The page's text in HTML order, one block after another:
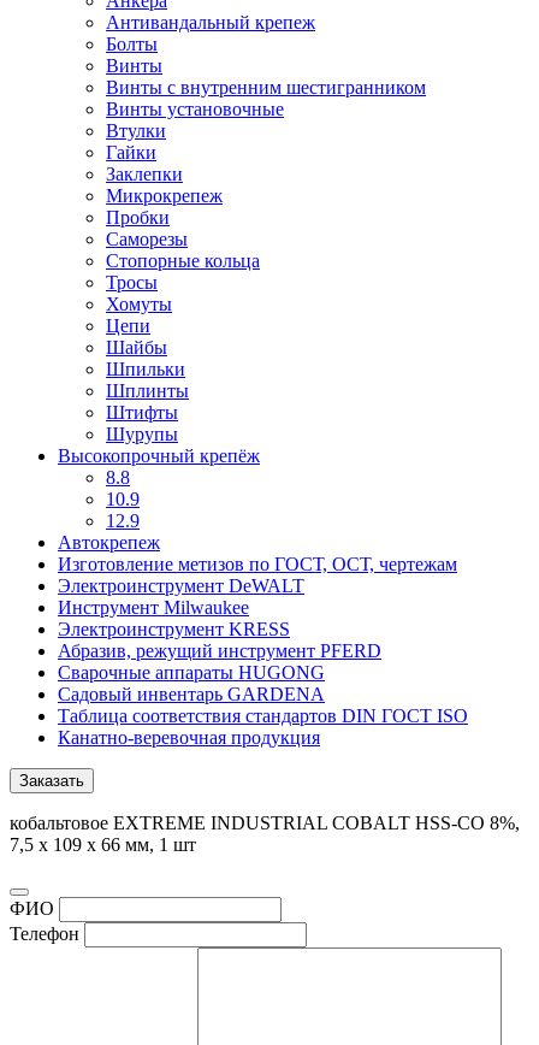
Антивандальный крепеж
Болты
Винты
Винты с внутренним шестигранником
Винты установочные
Втулки
Гайки
Заклепки
Микрокрепеж
Пробки
Саморезы
Стопорные кольца
Тросы
Хомуты
Цепи
Шайбы
Шпильки
Шплинты
Штифты
Шурупы
Высокопрочный крепёж
8.8
10.9
12.9
Автокрепеж
Изготовление метизов по ГОСТ, ОСТ, чертежам
Электроинструмент DeWALT
Инструмент Milwaukee
Электроинструмент KRESS
Абразив, режущий инструмент PFERD
Сварочные аппараты HUGONG
Садовый инвентарь GARDENA
Таблица соответствия стандартов DIN ГОСТ ISO
Канатно-веревочная продукция
Заказать
кобальтовое EXTREME INDUSTRIAL COBALT HSS-CO 8%,
7,5 x 109 x 66 мм, 1 шт
ФИО
Телефон